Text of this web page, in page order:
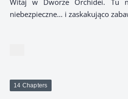
niebezpieczne… i zaskakująco
14 Chapters